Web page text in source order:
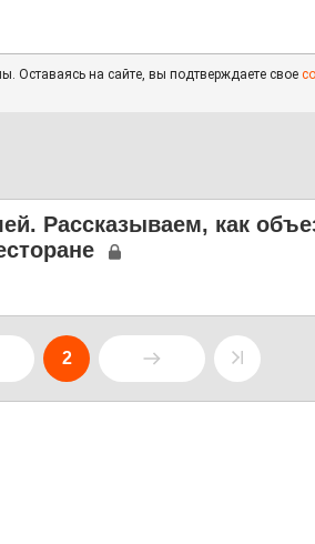
Оставаясь на сайте, вы подтверждаете свое
Рассказываем, как
2